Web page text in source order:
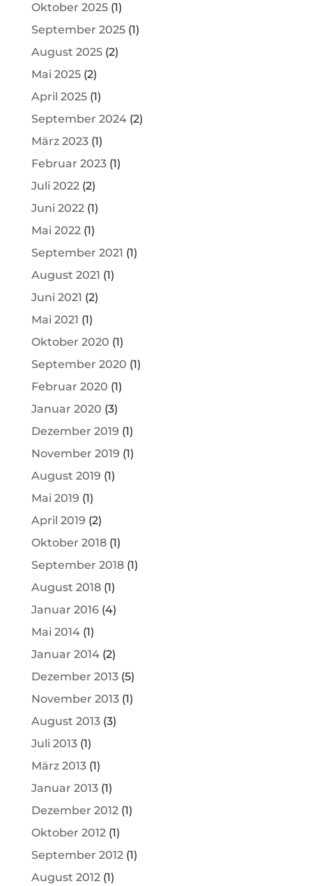
Oktober 2025(1)
September 2025(1)
August 2025(2)
Mai 2025(2)
April 2025(1)
September 2024(2)
März 2023(1)
Februar 2023(1)
Juli 2022(2)
Juni 2022(1)
Mai 2022(1)
September 2021 (1)
August 2021 (1)
Juni 2021 (2)
Mai 2021 (1)
Oktober 2020 (1)
September 2020 (1)
Februar 2020 (1)
Januar 2020 (3)
Dezember 2019 (1)
November 2019 (1)
August 2019 (1)
Mai 2019 (1)
April 2019 (2)
Oktober 2018(1)
September 2018(1)
August 2018(1)
Januar 2016(4)
Mai 2014(1)
Januar 2014(2)
Dezember 2013(5)
November 2013(1)
August 2013(3)
Juli 2013(1)
März 2013(1)
Januar 2013(1)
Dezember 2012(1)
Oktober 2012(1)
September 2012(1)
August 2012(1)